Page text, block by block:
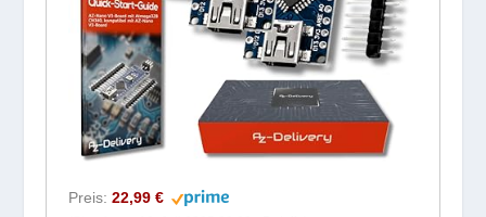
Preis: 22,99 €